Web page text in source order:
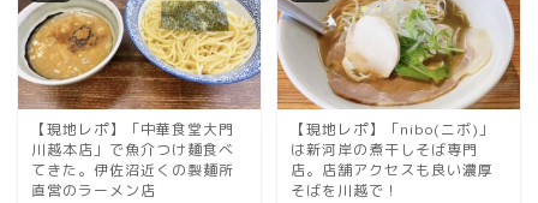
【現地レポ】「中華食堂大門
川越本店」で魚介つけ麺食べ
てきた。伊佐沼近くの製麺所
直営のラーメン店
【現地レポ】「nibo(ニボ)」
は新河岸の煮干しそば専門
店。店舗アクセスも良い濃厚
そばを川越で！